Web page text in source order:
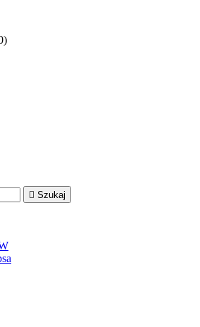
 Szukaj